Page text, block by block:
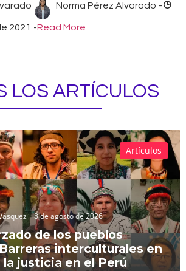
Norma Pérez Alvarado -
2021 -Read More
LOS ARTÍCULOS
8 de agosto de 2026
de los pueblos
interculturales en
la justicia en el Perú
Artículos